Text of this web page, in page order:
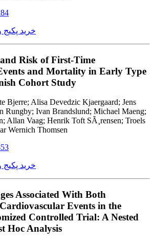
خرید پکیج
Risk of First-Time
and Mortality in Early Type
Cohort Study
Bjerre; Alisa Devedzic Kjaergaard; Jens
Rungby; Ivan Brandslund; Michael Maeng;
Allan Vaag; Henrik Toft SÃ¸rensen; Troels
Wernich Thomsen
خرید پکیج
Associated With Both
Events in the
Controlled Trial: A Nested
Hoc Analysis